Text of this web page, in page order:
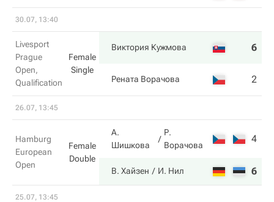
30.07, 13:40
Livesport
Prague
Open,
Qualification
Female
Single
Виктория Кужмова 6
Рената Ворачова 2
26.07, 13:45
Hamburg
European
Open
Female
Double
А.
Шишкова
Р.
Ворачова
4
В. Хайзен И. Нил 6
25.07, 13:45